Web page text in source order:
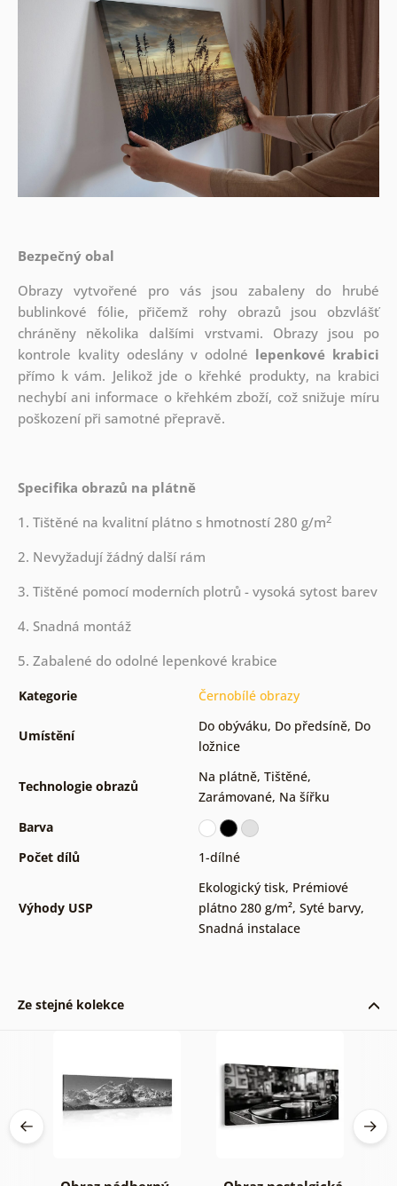
Bezpečný obal
Obrazy vytvořené pro vás jsou zabaleny do hrubé
bublinkové fólie, přičemž rohy obrazů jsou obzvlášť
chráněny několika dalšími vrstvami. Obrazy jsou po
kontrole kvality odeslány v odolné lepenkové krabici
přímo k vám. Jelikož jde o křehké produkty, na krabici
nechybí ani informace o křehkém zboží, což snižuje míru
poškození při samotné přepravě.
Specifika obrazů na plátně
1. Tištěné na kvalitní plátno s hmotností 280 g/m2
2. Nevyžadují žádný další rám
3. Tištěné pomocí moderních plotrů - vysoká sytost barev
4. Snadná montáž
5. Zabalené do odolné lepenkové krabice
Kategorie Černobílé obrazy
Umístění
Do obýváku, Do předsíně, Do
ložnice
Technologie obrazů
Na plátně, Tištěné,
Zarámované, Na šířku
Barva
Počet dílů
1-dílné
Výhody USP
Ekologický tisk, Prémiové
plátno 280 g/m², Syté barvy,
Snadná instalace
Ze stejné kolekce